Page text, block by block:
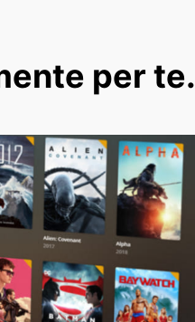
per te.